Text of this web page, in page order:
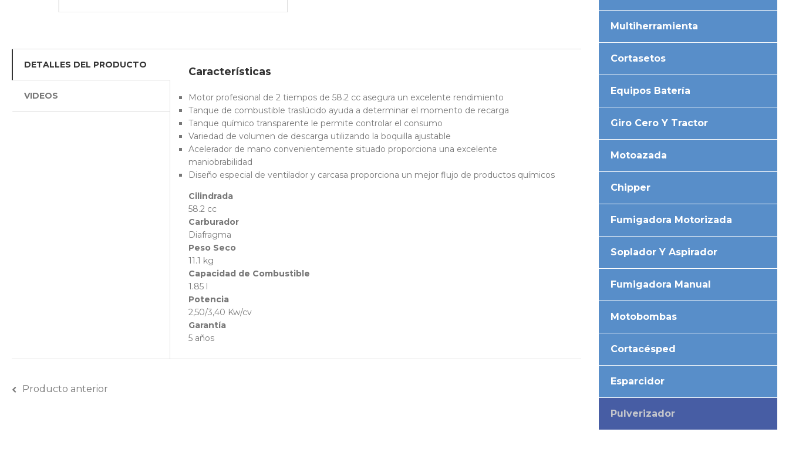
DETALLES DEL PRODUCTO
VIDEOS
Características
Motor profesional de 2 tiempos de 58.2 cc asegura un excelente rendimiento
Tanque de combustible traslúcido ayuda a determinar el momento de recarga
Tanque químico transparente le permite controlar el consumo
Variedad de volumen de descarga utilizando la boquilla ajustable
Acelerador de mano convenientemente situado proporciona una excelente
maniobrabilidad
Diseño especial de ventilador y carcasa proporciona un mejor flujo de productos químicos
Cilindrada
58.2 cc
Carburador
Diafragma
Peso Seco
11.1 kg
Capacidad de Combustible
1.85 l
Potencia
2,50/3,40 Kw/cv
Garantía
5 años
Producto anterior
Multiherramienta
Cortasetos
Equipos Batería
Giro Cero Y Tractor
Motoazada
Chipper
Fumigadora Motorizada
Soplador Y Aspirador
Fumigadora Manual
Motobombas
Cortacésped
Esparcidor
Pulverizador